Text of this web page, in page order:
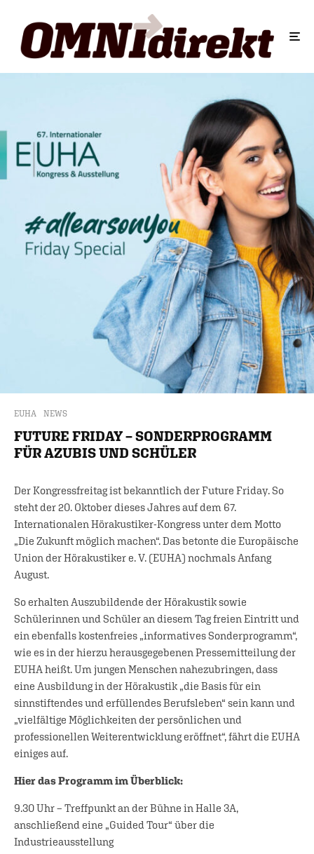
EUHA NEWS
FUTURE FRIDAY – SONDERPROGRAMM
FÜR AZUBIS UND SCHÜLER
Der Kongressfreitag ist bekanntlich der Future Friday. So
steht der 20. Oktober dieses Jahres auf dem 67.
Internationalen Hörakustiker-Kongress unter dem Motto
„Die Zukunft möglich machen“. Das betonte die Europäische
Union der Hörakustiker e. V. (EUHA) nochmals Anfang
August.
So erhalten Auszubildende der Hörakustik sowie
Schülerinnen und Schüler an diesem Tag freien Eintritt und
ein ebenfalls kostenfreies „informatives Sonderprogramm“,
wie es in der hierzu herausgegebenen Pressemitteilung der
EUHA heißt. Um jungen Menschen nahezubringen, dass
eine Ausbildung in der Hörakustik „die Basis für ein
sinnstiftendes und erfüllendes Berufsleben“ sein kann und
„vielfältige Möglichkeiten der persönlichen und
professionellen Weiterentwicklung eröffnet“, fährt die EUHA
einiges auf.
Hier das Programm im Überblick:
9.30 Uhr – Treffpunkt an der Bühne in Halle 3A,
anschließend eine „Guided Tour“ über die
Industrieausstellung